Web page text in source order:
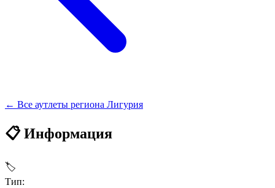
← Все аутлеты региона Лигурия
📋 Информация
🏷
Тип: